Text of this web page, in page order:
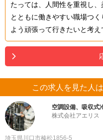
たっては、人間性を重視し
とともに働きやすい職場つ
よう頑張って行きたいと考え
この求人を見た人
空調設備、吸収式
株式会社アエリス
埼玉県川口市榛松1856-5